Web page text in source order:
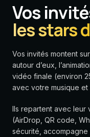
Vos
les stars
Vos invités montent
autour d’eux,
vidéo finale (environ
avec votre musique
Ils repartent avec leur
(AirDrop, QR code,
sécurité, accompagne